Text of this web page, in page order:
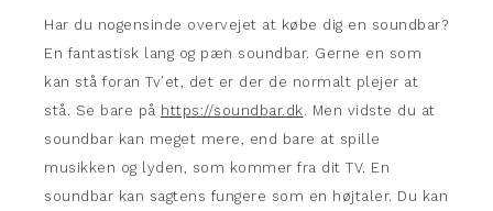
Har du nogensinde overvejet at købe dig en soundbar?
En fantastisk lang og pæn soundbar. Gerne en som
kan stå foran Tv’et, det er der de normalt plejer at
stå. Se bare på https://soundbar.dk. Men vidste du at
soundbar kan meget mere, end bare at spille
musikken og lyden, som kommer fra dit TV. En
soundbar kan sagtens fungere som en højtaler. Du kan